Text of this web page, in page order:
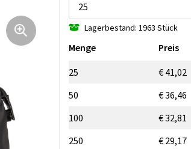
Lagerbestand: 1963 Stück
Menge Preis
25
€ 41,02
50
€ 36,46
100
€ 32,81
250
€ 29,17